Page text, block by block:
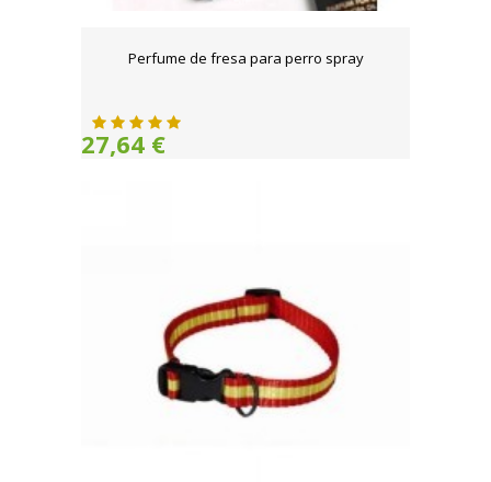
Perfume de fresa para perro spray
27,64 €